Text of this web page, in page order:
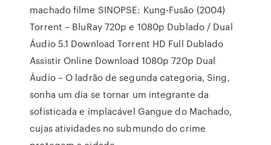
machado filme SINOPSE: Kung-Fusão (2004)
Torrent – BluRay 720p e 1080p Dublado / Dual
Áudio 5.1 Download Torrent HD Full Dublado
Assistir Online Download 1080p 720p Dual
Áudio – O ladrão de segunda categoria, Sing,
sonha um dia se tornar um integrante da
sofisticada e implacável Gangue do Machado,
cujas atividades no submundo do crime